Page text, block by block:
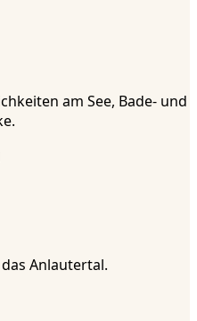
am See, Bade- und
Anlautertal.